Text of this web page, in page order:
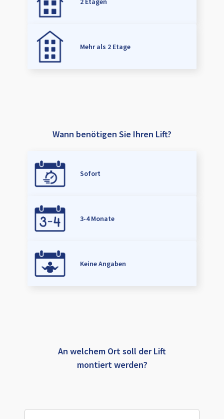
Mehr als 2 Etage
Wann benötigen Sie Ihren Lift?
Sofort
3-4 Monate
Keine Angaben
An welchem Ort soll der Lift
montiert werden?